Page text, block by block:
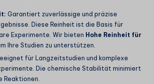
Garantiert zuverlässige und präzise
Diese Reinheit ist die Basis für
Experimente. Wir bieten Hohe Reinheit für
Ihre Studien zu unterstützen.
für Langzeitstudien und komplexe
Die chemische Stabilität minimiert
Reaktionen.